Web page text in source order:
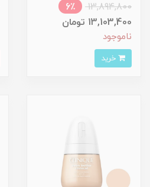
13,894,800
6٪
13,103,400 تومان
ناموجود